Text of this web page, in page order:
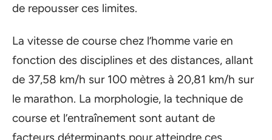
de repousser ces limites.
La vitesse de course chez l’homme varie en
fonction des disciplines et des distances, allant
de 37,58 km/h sur 100 mètres à 20,81 km/h sur
le marathon. La morphologie, la technique de
course et l’entraînement sont autant de